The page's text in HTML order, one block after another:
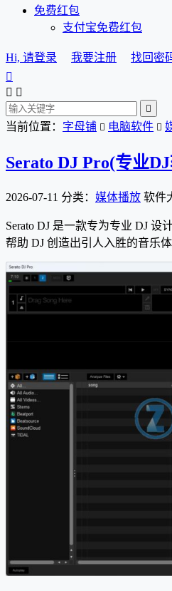
免费红包
支付宝免费红包
Hi, 请登录 我要注册 找回密

 

当前位置： 字母铺  电脑软件 
Serato DJ Pro(专业
2026-07-11 分类： 媒体播放 软件
Serato DJ 是一款专为专业 DJ
帮助 DJ 创造出引人入胜的音乐体